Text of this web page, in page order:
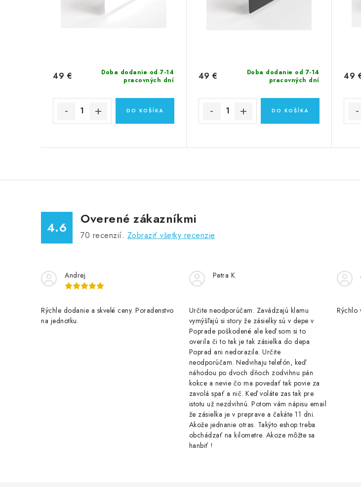
Doba dodanie od 7-14
pracovných dní
49 €
DO KOŠÍKA
Doba dodanie od 7-14
pracovných dní
49 €
DO KOŠÍKA
49
4.6
Overené zákazníkmi
70 recenzií. Zobraziť všetky recenzie
Andrej
Rýchle dodanie a skvelé ceny. Poradenstvo
na jednotku.
Petra K.
Určite neodporúčam. Zavádzajú klamu
vymýšľajú si story že zásielky sú v depe v
Poprade poškodené ale keď som si to
overila či to tak je tak zásielka do depa
Poprad ani nedorazila. Určite
neodporúčam. Nedvihaju telefón, keď
náhodou po dvoch dňoch zodvihnu pán
kokce a nevie čo ma povedať tak povie za
zavolá spať a nič. Keď voláte zas tak pre
istotu už nezdvihnú. Potom vám nápisu email
že zásielka je v preprave a čakáte 11 dni.
Akože jednanie otras. Takýto eshop treba
obchádzať na kilometre. Akoze môžte sa
hanbiť !
Rýchlo